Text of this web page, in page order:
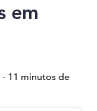
em
- 11 minutos de